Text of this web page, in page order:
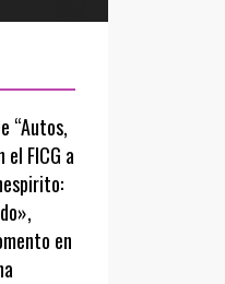
“Autos,
FICG a
en